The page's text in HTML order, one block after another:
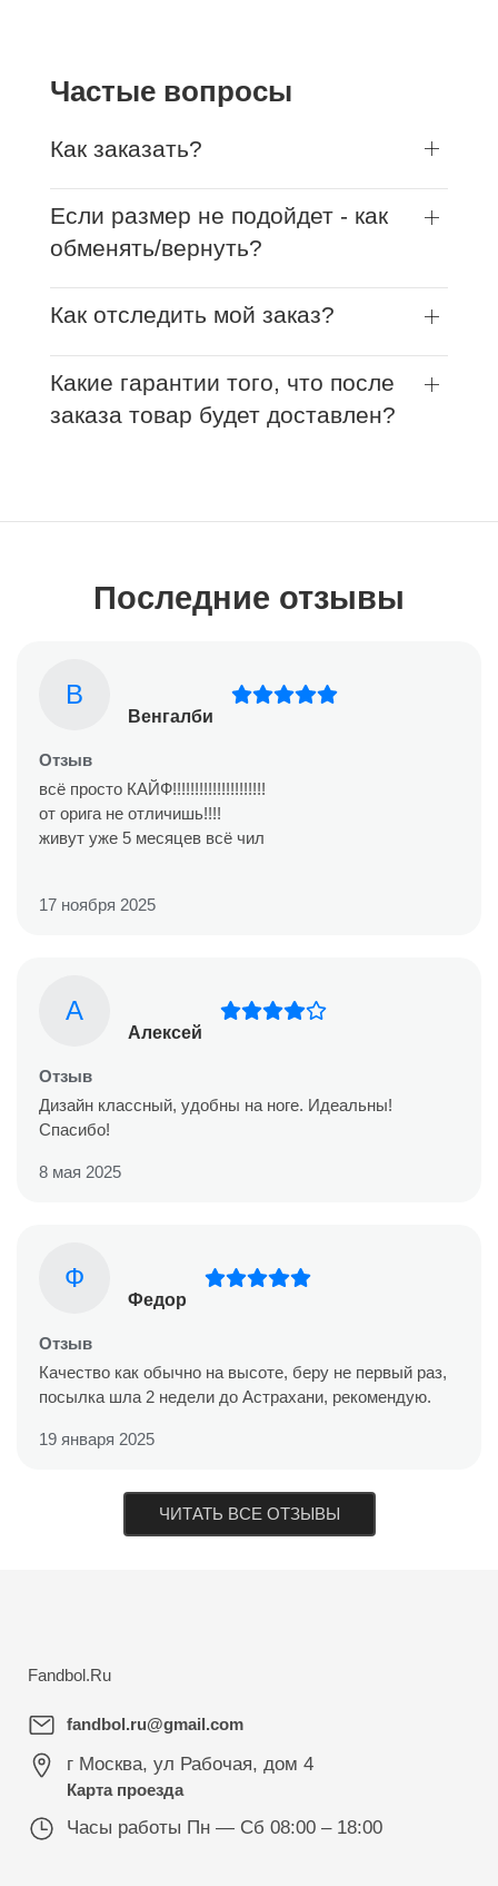
Частые вопросы
Как заказать?
Если размер не подойдет - как
обменять/вернуть?
Как отследить мой заказ?
Какие гарантии того, что после
заказа товар будет доставлен?
Последние отзывы
В
Венгалби
Отзыв
всё просто КАЙФ!!!!!!!!!!!!!!!!!!!!!
от орига не отличишь!!!!
живут уже 5 месяцев всё чил
17 ноября 2025
А
Алексей
Отзыв
Дизайн классный, удобны на ноге. Идеальны!
Спасибо!
8 мая 2025
Ф
Федор
Отзыв
Качество как обычно на высоте, беру не первый раз,
посылка шла 2 недели до Астрахани, рекомендую.
19 января 2025
ЧИТАТЬ ВСЕ ОТЗЫВЫ
Fandbol.Ru
fandbol.ru@gmail.com
г Москва, ул Рабочая, дом 4
Карта проезда
Часы работы Пн — Сб 08:00 – 18:00